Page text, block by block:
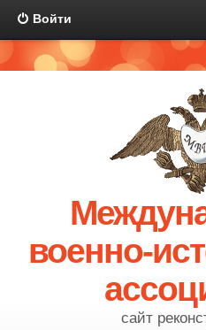
Войти
военно-
сайт